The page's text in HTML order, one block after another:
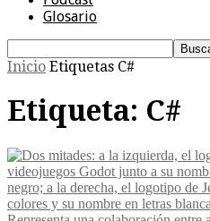
Glosario
Inicio Etiquetas C#
Etiqueta: C#